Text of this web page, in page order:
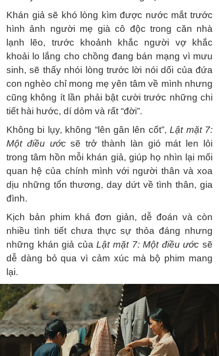
Khán giả sẽ khó lòng kìm được nước mắt trước
hình ảnh người mẹ già cô độc trong căn nhà
lạnh lẽo, trước khoảnh khắc người vợ khắc
khoải lo lắng cho chồng đang bán mạng vì mưu
sinh, sẽ thấy nhói lòng trước lời nói dối của đứa
con nghèo chỉ mong mẹ yên tâm về mình nhưng
cũng không ít lần phải bật cười trước những chi
tiết hài hước, dí dỏm và rất “đời”.
Không bi lụy, không “lên gân lên cốt”, Lật mặt 7:
Một điều ướcsẽ trở thành làn gió mát len lỏi
trong tâm hồn mỗi khán giả, giúp họ nhìn lại mối
quan hệ của chính mình với người thân và xoa
dịu những tổn thương, day dứt về tình thân, gia
đình.
Kịch bản phim khá đơn giản, dễ đoán và còn
nhiều tình tiết chưa thực sự thỏa đáng nhưng
những khán giả củaLật mặt 7: Một điều ước sẽ
dễ dàng bỏ qua vì cảm xúc mà bộ phim mang
lại.